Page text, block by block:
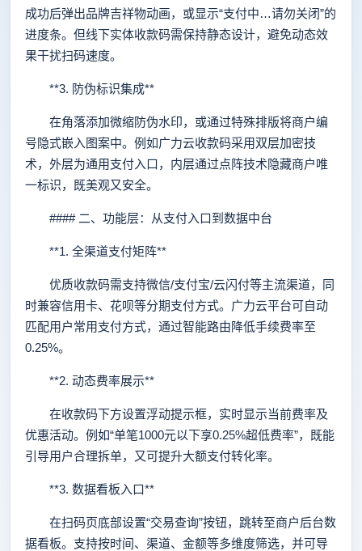
成功后弹出品牌吉祥物动画，或显示“支付中…请勿关闭”的
进度条。但线下实体收款码需保持静态设计，避免动态效
果干扰扫码速度。
**3. 防伪标识集成**
在角落添加微缩防伪水印，或通过特殊排版将商户编
号隐式嵌入图案中。例如广力云收款码采用双层加密技
术，外层为通用支付入口，内层通过点阵技术隐藏商户唯
一标识，既美观又安全。
#### 二、功能层：从支付入口到数据中台
**1. 全渠道支付矩阵**
优质收款码需支持微信/支付宝/云闪付等主流渠道，同
时兼容信用卡、花呗等分期支付方式。广力云平台可自动
匹配用户常用支付方式，通过智能路由降低手续费率至
0.25%。
**2. 动态费率展示**
在收款码下方设置浮动提示框，实时显示当前费率及
优惠活动。例如“单笔1000元以下享0.25%超低费率”，既能
引导用户合理拆单，又可提升大额支付转化率。
**3. 数据看板入口**
在扫码页底部设置“交易查询”按钮，跳转至商户后台数
据看板。支持按时间、渠道、金额等多维度筛选，并可导